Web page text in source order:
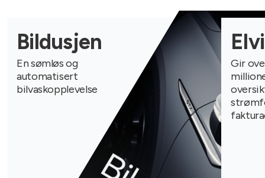
Bildusjen
En sømløs og
automatisert
bilvaskopplevelse
Gir